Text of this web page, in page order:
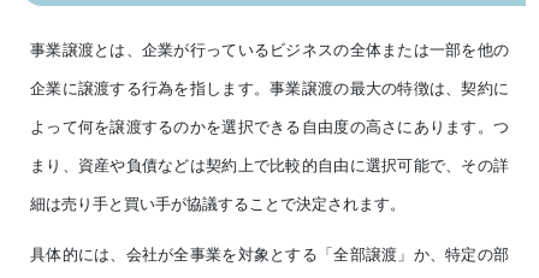
事業譲渡とは、企業が行っているビジネスの全体または一部を他の
企業に譲渡する行為を指します。事業譲渡の最大の特徴は、契約に
よって何を譲渡するのかを選択できる自由度の高さにあります。つ
まり、資産や負債などは契約上で比較的自由に選択可能で、その詳
細は売り手と買い手が協議することで決定されます。
具体的には、会社が全事業を対象とする「全部譲渡」か、特定の部